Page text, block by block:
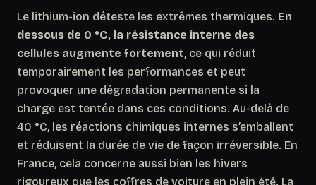
Le lithium-ion déteste les extrêmes thermiques. En
dessous de 0 °C, la résistance interne des
cellules augmente fortement, ce qui réduit
temporairement les performances et peut
provoquer une dégradation permanente si la
charge est tentée dans ces conditions. Au-delà de
40 °C, les réactions chimiques internes s’emballent
et réduisent la durée de vie de façon irréversible. En
France, cela concerne aussi bien les hivers
rigoureux que les coffres de voiture en plein été. La